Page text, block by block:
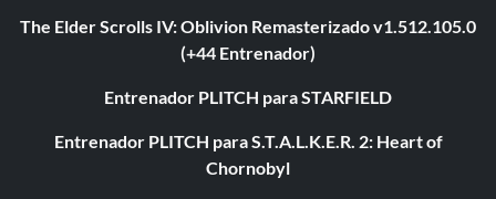
The Elder Scrolls IV: Oblivion Remasterizado v1.512.105.0
(+44 Entrenador)
Entrenador PLITCH para STARFIELD
Entrenador PLITCH para S.T.A.L.K.E.R. 2: Heart of
Chornobyl